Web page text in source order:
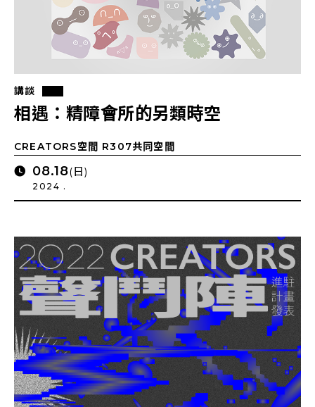
講談
相遇：精障會所的另類時空
CREATORS空間 R307共同空間
08.18(日)
2024 .